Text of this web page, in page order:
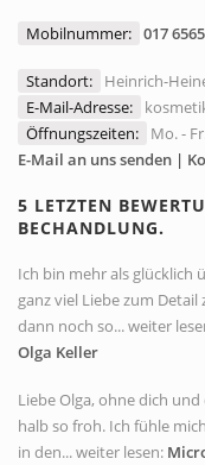
Mobilnummer: 017
Standort:
Heinrich-
E-Mail-Adresse:
Öffnungszeiten:
Mo. -
E-Mail an uns senden |
5 LETZTEN
BECHANDLUNG.
Ich bin mehr als glücklich
ganz viel Liebe zum
dann noch so... weiter
Olga Keller
Liebe Olga, ohne dich
halb so froh. Ich fühle
in den... weiter lesen: